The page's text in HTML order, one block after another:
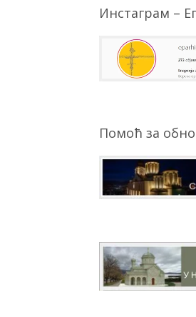
Инстаграм –
Помоћ за